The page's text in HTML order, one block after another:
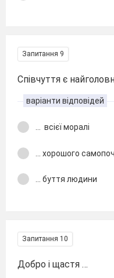
Запитання 9
Співчуття є
варіанти відповідей
всієї моралі
... хорошого
... буття людини
Запитання 10
Добро і щастя …